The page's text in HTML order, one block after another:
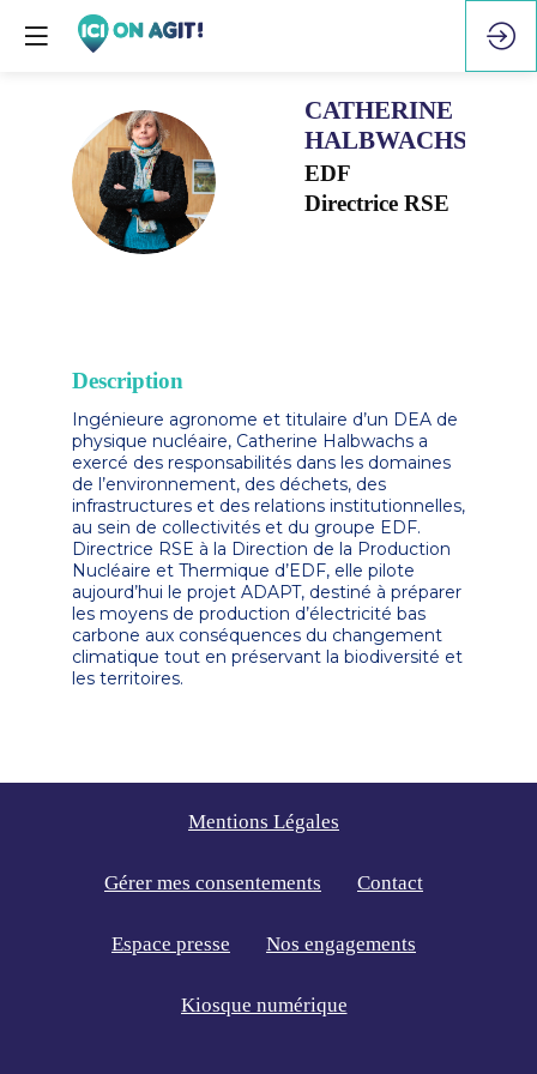
CH
CATHERINE
HALBWACHS
EDF
Directrice RSE
Description
Ingénieure agronome et titulaire d’un DEA de
physique nucléaire, Catherine Halbwachs a
exercé des responsabilités dans les domaines
de l’environnement, des déchets, des
infrastructures et des relations institutionnelles,
au sein de collectivités et du groupe EDF.
Directrice RSE à la Direction de la Production
Nucléaire et Thermique d’EDF, elle pilote
aujourd’hui le projet ADAPT, destiné à préparer
les moyens de production d’électricité bas
carbone aux conséquences du changement
climatique tout en préservant la biodiversité et
les territoires.
Mentions Légales
Gérer mes consentements Contact
Espace presse Nos engagements
Kiosque numérique